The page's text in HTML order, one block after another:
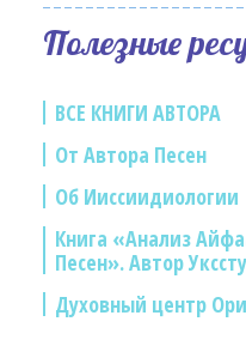
Полезные
ВСЕ КНИГИ АВТОРА
От Автора Песен
Об Ииссиидиологии
Книга «Анализ
Песен». Автор
Духовный центр